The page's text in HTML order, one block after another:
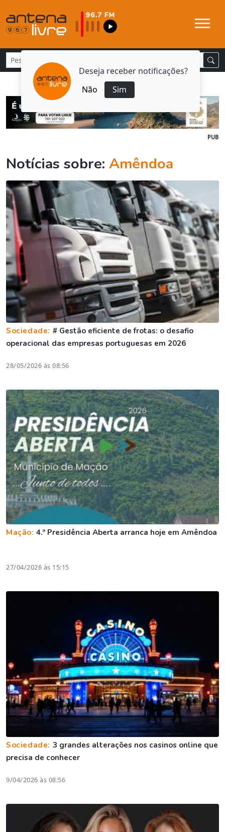
Deseja receber notificações?
Não
Sim
PUB
Notícias sobre: Amêndoa
Sociedade: # Gestão eficiente de frotas: o desafio
operacional das empresas portuguesas em 2026
28/05/2026 às 08:56
Mação:4.ª Presidência Aberta arranca hoje em Amêndoa
27/04/2026 às 15:15
Sociedade: 3 grandes alterações nos casinos online que
precisa de conhecer
9/04/2026 às 08:56